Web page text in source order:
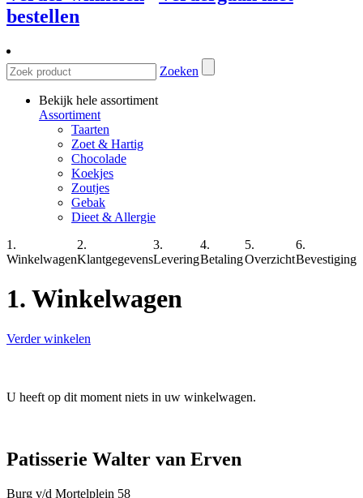
bestellen
Zoeken
Bekijk hele assortiment
Assortiment
Taarten
Zoet & Hartig
Chocolade
Koekjes
Zoutjes
Gebak
Dieet & Allergie
1.
Winkelwagen
2.
Klantgegevens
3.
Levering
4.
Betaling
5.
Overzicht
6.
Bevestiging
1. Winkelwagen
Verder winkelen
U heeft op dit moment niets in uw winkelwagen.
Patisserie Walter van Erven
Burg v/d Mortelplein 58